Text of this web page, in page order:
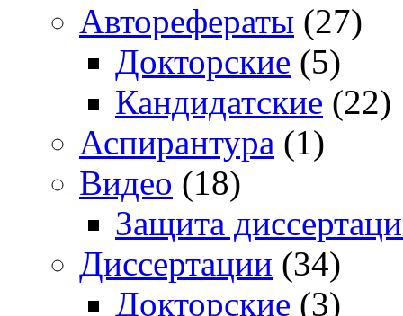
Авторефераты (27)
Докторские (5)
Кандидатские (22)
Аспирантура (1)
Видео (18)
Защита
Диссертации (34)
Докторские (3)